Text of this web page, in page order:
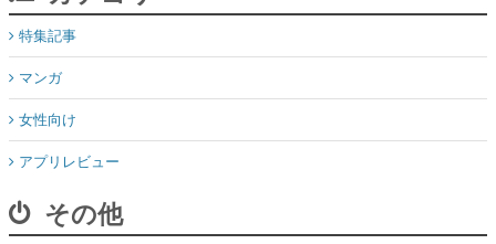
特集記事
マンガ
女性向け
アプリレビュー
その他